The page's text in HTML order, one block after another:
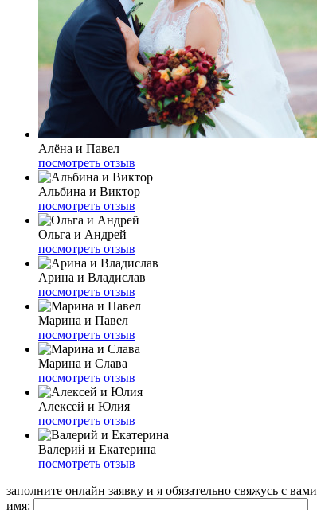
Алёна и Павел
посмотреть отзыв
Альбина и Виктор
посмотреть отзыв
Ольга и Андрей
посмотреть отзыв
Арина и Владислав
посмотреть отзыв
Марина и Павел
посмотреть отзыв
Марина и Слава
посмотреть отзыв
Алексей и Юлия
посмотреть отзыв
Валерий и Екатерина
посмотреть отзыв
заполните онлайн заявку и я обязательно свяжусь с вами
имя: